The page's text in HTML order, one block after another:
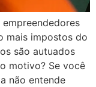
mais impostos do
são autuados
motivo? Se você
não entende